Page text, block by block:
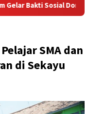
HUT ke-81
SMA dan
di Sekayu